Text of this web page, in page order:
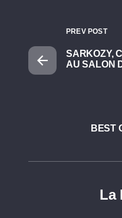
PREV POST
SARKOZY,
AU SALON
BEST
La